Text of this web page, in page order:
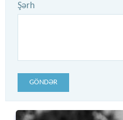
Şərh
GÖNDƏR